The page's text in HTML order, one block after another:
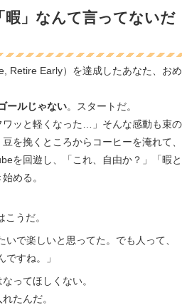
暇」なんて言ってないだ
Retire Early）を達成したあなた、おめ
ールじゃない。スタートだ。
ワッと軽くなった…」そんな感動も束の
を挽くところからコーヒーを淹れて、
を回遊し、「これ、自由か？」「暇と
める。
うだ。
いで楽しいと思ってた。でも人って、
ですね。」
ってほしくない。
たんだ。